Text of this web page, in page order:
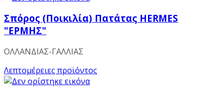
Σπόρος (Ποικιλία) Πατάτας ΗΕRMES
"ΕΡΜΗΣ"
ΟΛΛΑΝΔΙΑΣ-ΓΑΛΛΙΑΣ
Λεπτομέρειες προϊόντος